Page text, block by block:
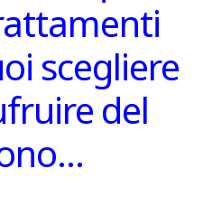
scegliere
del